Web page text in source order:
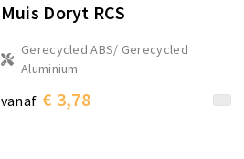
Muis Doryt RCS
Gerecycled ABS/ Gerecycled
Aluminium
vanaf € 3,78